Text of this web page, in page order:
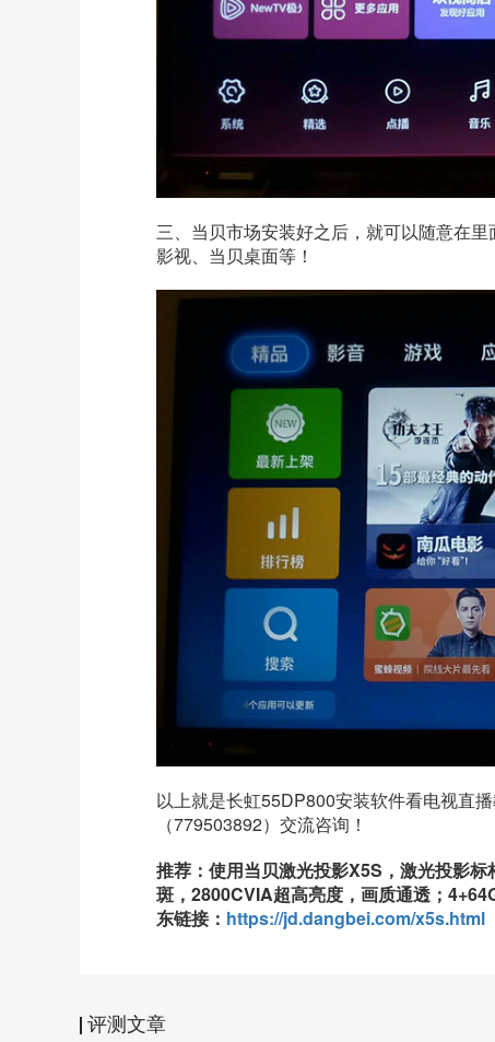
三、当贝市场安装好之后，就可以随意在里
影视、当贝桌面等！
以上就是长虹55DP800安装软件看电视直
（779503892）交流咨询！
推荐：使用当贝激光投影X5S，激光投影
斑，2800CVIA超高亮度，画质通透；
东链接： https://jd.dangbei.com/x5s.html
评测文章